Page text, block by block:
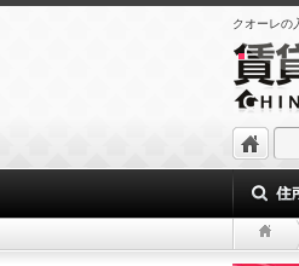
クオーレの